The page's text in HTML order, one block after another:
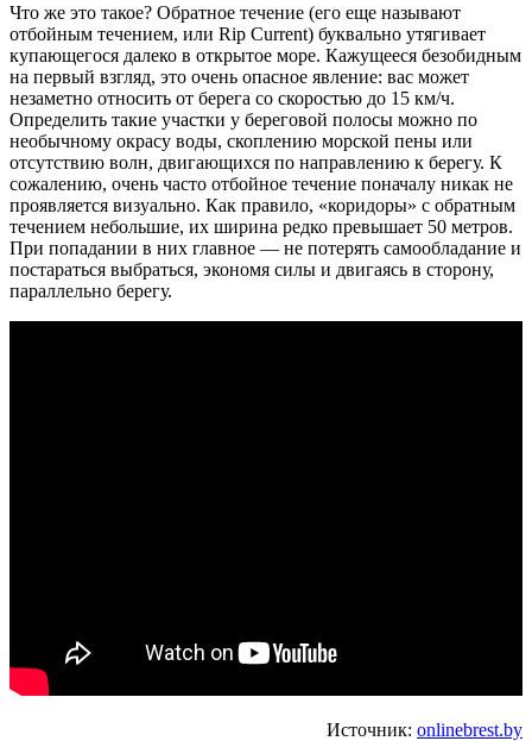
Что же это такое? Обратное течение (его еще называют
отбойным течением, или Rip Current) буквально утягивает
купающегося далеко в открытое море. Кажущееся безобидным
на первый взгляд, это очень опасное явление: вас может
незаметно относить от берега со скоростью до 15 км/ч.
Определить такие участки у береговой полосы можно по
необычному окрасу воды, скоплению морской пены или
отсутствию волн, двигающихся по направлению к берегу. К
сожалению, очень часто отбойное течение поначалу никак не
проявляется визуально. Как правило, «коридоры» с обратным
течением небольшие, их ширина редко превышает 50 метров.
При попадании в них главное — не потерять самообладание и
постараться выбраться, экономя силы и двигаясь в сторону,
параллельно берегу.
Источник: onlinebrest.by